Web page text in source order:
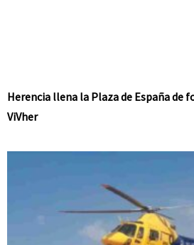
Herencia llena la Plaza de España de
ViVher